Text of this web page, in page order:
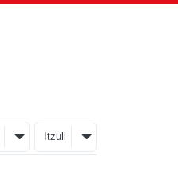
Itzuli